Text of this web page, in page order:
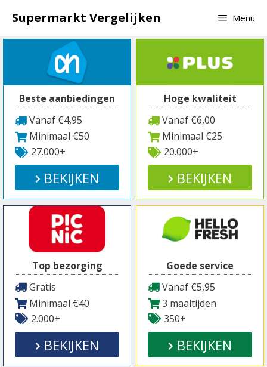
naar
inhoud
Supermarkt Vergelijken Menu
Beste aanbiedingen
Vanaf €4,95
Minimaal €50
27.000+
BEKIJKEN
Hoge kwaliteit
Vanaf €6,00
Minimaal €25
20.000+
BEKIJKEN
Top bezorging
Gratis
Minimaal €40
2.000+
BEKIJKEN
Goede service
Vanaf €5,95
3 maaltijden
350+
BEKIJKEN